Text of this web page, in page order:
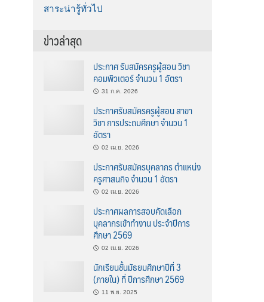
สาระน่ารู้ทั่วไป
ข่าวล่าสุด
ประกาศ รับสมัครครูผู้สอน วิชา
คอมพิวเตอร์ จำนวน 1 อัตรา
31 ก.ค. 2026
ประกาศรับสมัครครูผู้สอน สาขา
วิชา การประถมศึกษา จำนวน 1
อัตรา
02 เม.ย. 2026
ประกาศรับสมัครบุคลากร ตำแหน่ง
ครูศาสนกิจ จำนวน 1 อัตรา
02 เม.ย. 2026
ประกาศผลการสอบคัดเลือก
บุคลากรเข้าทำงาน ประจำปีการ
ศึกษา 2569
02 เม.ย. 2026
นักเรียนชั้นมัธยมศึกษาปีที่ 3
(ภายใน) ที่ ปีการศึกษา 2569
11 พ.ย. 2025